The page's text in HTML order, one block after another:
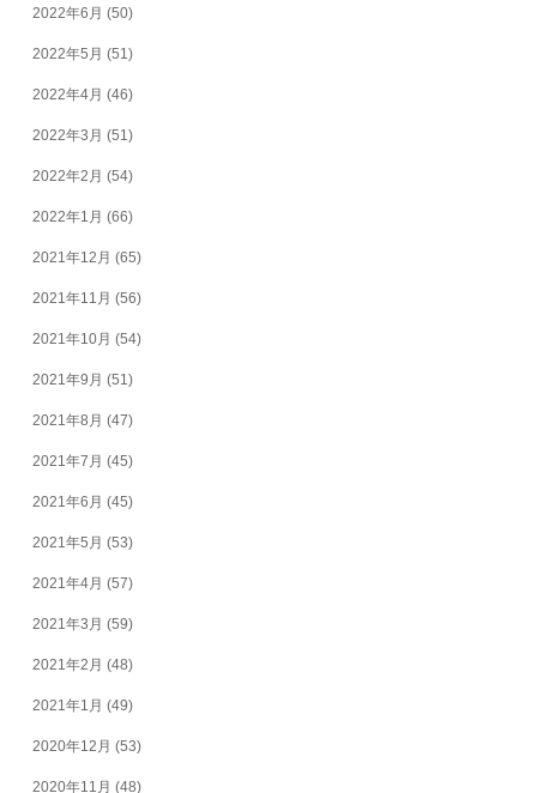
2022年6月 (50)
2022年5月 (51)
2022年4月 (46)
2022年3月 (51)
2022年2月 (54)
2022年1月 (66)
2021年12月 (65)
2021年11月 (56)
2021年10月 (54)
2021年9月 (51)
2021年8月 (47)
2021年7月 (45)
2021年6月 (45)
2021年5月 (53)
2021年4月 (57)
2021年3月 (59)
2021年2月 (48)
2021年1月 (49)
2020年12月 (53)
2020年11月 (48)